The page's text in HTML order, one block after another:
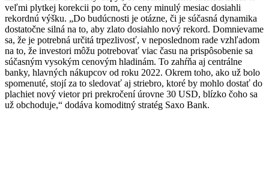
veľmi plytkej korekcii po tom, čo ceny minulý mesiac dosiahli
rekordnú výšku. „Do budúcnosti je otázne, či je súčasná dynamika
dostatočne silná na to, aby zlato dosiahlo nový rekord. Domnievame
sa, že je potrebná určitá trpezlivosť, v neposlednom rade vzhľadom
na to, že investori môžu potrebovať viac času na prispôsobenie sa
súčasným vysokým cenovým hladinám. To zahŕňa aj centrálne
banky, hlavných nákupcov od roku 2022. Okrem toho, ako už bolo
spomenuté, stojí za to sledovať aj striebro, ktoré by mohlo dostať do
plachiet nový vietor pri prekročení úrovne 30 USD, blízko čoho sa
už obchoduje,“ dodáva komoditný stratég Saxo Bank.